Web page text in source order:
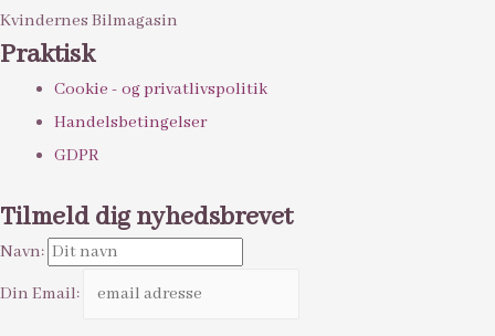
Kvindernes Bilmagasin
Praktisk
Cookie - og privatlivspolitik
Handelsbetingelser
GDPR
Tilmeld dig nyhedsbrevet
Navn:
Din Email: